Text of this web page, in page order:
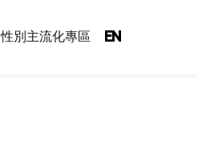
性別主流化專區 EN